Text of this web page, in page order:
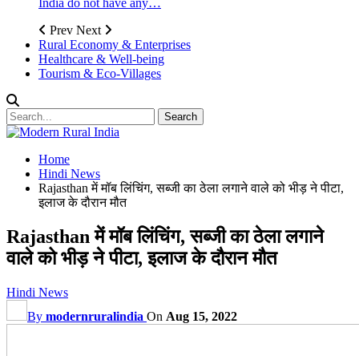
India do not have any…
Prev Next
Rural Economy & Enterprises
Healthcare & Well-being
Tourism & Eco-Villages
Home
Hindi News
Rajasthan में मॉब लिंचिंग, सब्जी का ठेला लगाने वाले को भीड़ ने पीटा,
इलाज के दौरान मौत
Rajasthan में मॉब लिंचिंग, सब्जी का ठेला लगाने
वाले को भीड़ ने पीटा, इलाज के दौरान मौत
Hindi News
By modernruralindia On Aug 15, 2022